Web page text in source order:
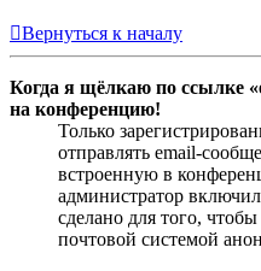
Вернуться к началу
Когда я щёлкаю по ссылке
на конференцию!
Только
отправлять email-
встроенную в
администратор
сделано для того,
почтовой системой